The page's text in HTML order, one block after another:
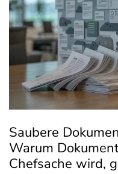
Saubere
Warum
Chefsache wird,